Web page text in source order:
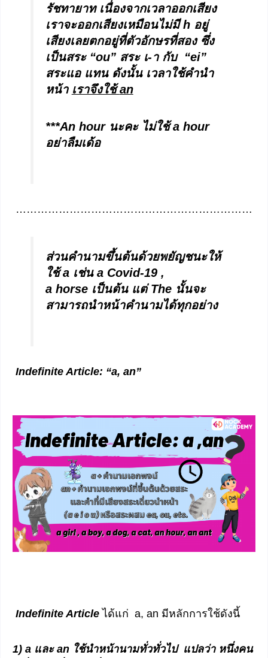
รัชทายาท เนื่องจากเวลาออกเสียง
เราจะออกเสียงเหมือนไม่มี h อยู่
เสียงเลยตกอยู่ที่ตัวอักษรที่สอง ซึ่ง
เป็นสระ “ou” สระ เ-า กับ “ei”
สระแอ แทน ดังนั้น เวลาใช้คำนำ
หน้า เราจึงใช้an
***An hour นะคะ ไม่ใช้ a hour
อย่าลืมเด้อ
…………………………………………………………
ส่วนคำนามขึ้นต้นด้วยพยัญชนะให้
ใช้a เช่น a Covid-19 ,
a horse เป็นต้น แต่ The นั้นจะ
สามารถนำหน้าคำนามได้ทุกอย่าง
Indefinite Article: “a, an”
Indefinite Article ได้แก่ a, an มีหลักการใช้ดังนี้
1) a และ an ใช้นำหน้านามทั่วทั่วไป แปลว่า หนึ่งคน